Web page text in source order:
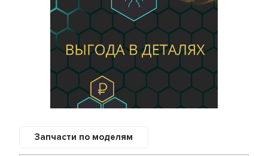
Запчасти по моделям